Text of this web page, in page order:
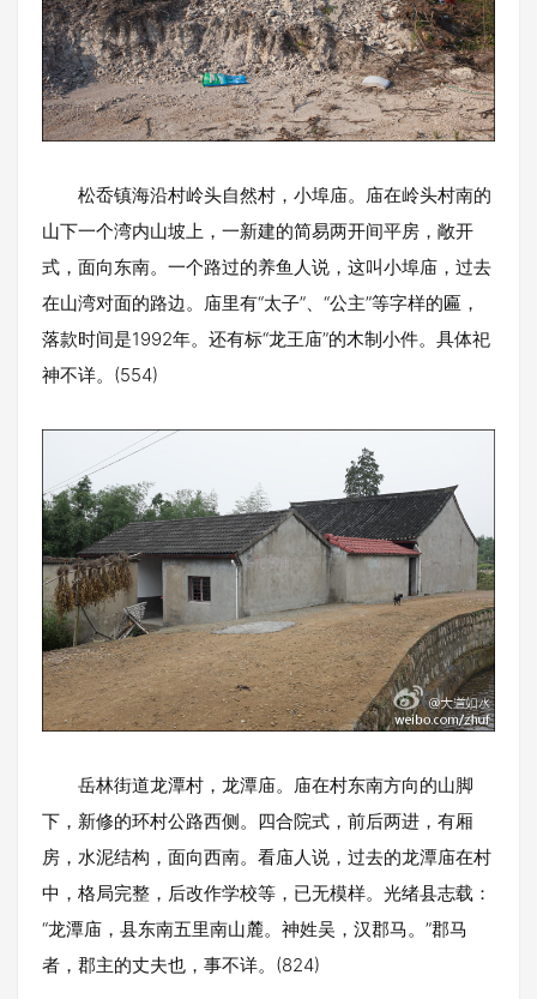
松岙镇海沿村岭头自然村，小埠庙。庙在岭头村南的
山下一个湾内山坡上，一新建的简易两开间平房，敞开
式，面向东南。一个路过的养鱼人说，这叫小埠庙，过去
在山湾对面的路边。庙里有“太子”、“公主”等字样的匾，
落款时间是1992年。还有标“龙王庙”的木制小件。具体祀
神不详。(554)
岳林街道龙潭村，龙潭庙。庙在村东南方向的山脚
下，新修的环村公路西侧。四合院式，前后两进，有厢
房，水泥结构，面向西南。看庙人说，过去的龙潭庙在村
中，格局完整，后改作学校等，已无模样。光绪县志载：
“龙潭庙，县东南五里南山麓。神姓吴，汉郡马。”郡马
者，郡主的丈夫也，事不详。(824)